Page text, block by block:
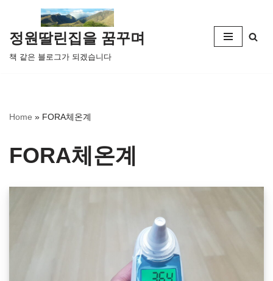
콘
텐
츠
뛰
정원딸린집을 꿈꾸며
책 같은 블로그가 되겠습니다
Home » FORA체온계
FORA체온계